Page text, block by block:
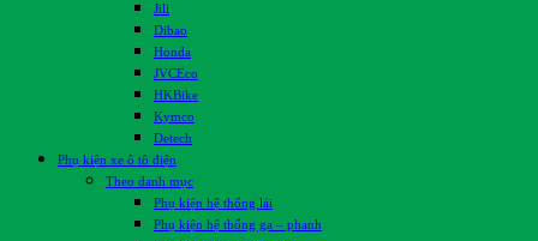
Jili
Dibao
Honda
JVCEco
HKBike
Kymco
Detech
Phụ kiện xe ô tô điện
Theo danh mục
Phụ kiện hệ thống lái
Phụ kiện hệ thống ga – phanh